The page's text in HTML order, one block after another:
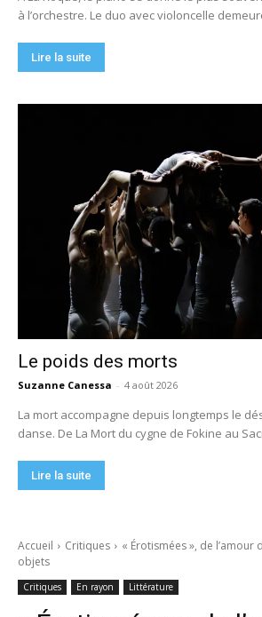
à l’orchestre. Le duo avec violoncelle
Lire la suite
Le poids des morts
Suzanne Canessa - 4 août 2026
La mort accompagne depuis longtemps le
danse. De La Mort du cygne de Fokine au
Lire la suite